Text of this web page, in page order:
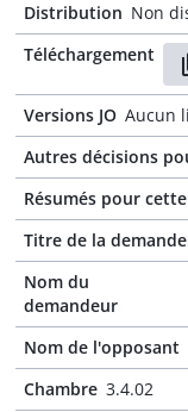
Distribution Non
Téléchargement
Versions JO Aucun
Autres décisions
Résumés pour
Titre de la demande
Nom du
demandeur
Nom de l'opposant
Chambre 3.4.02